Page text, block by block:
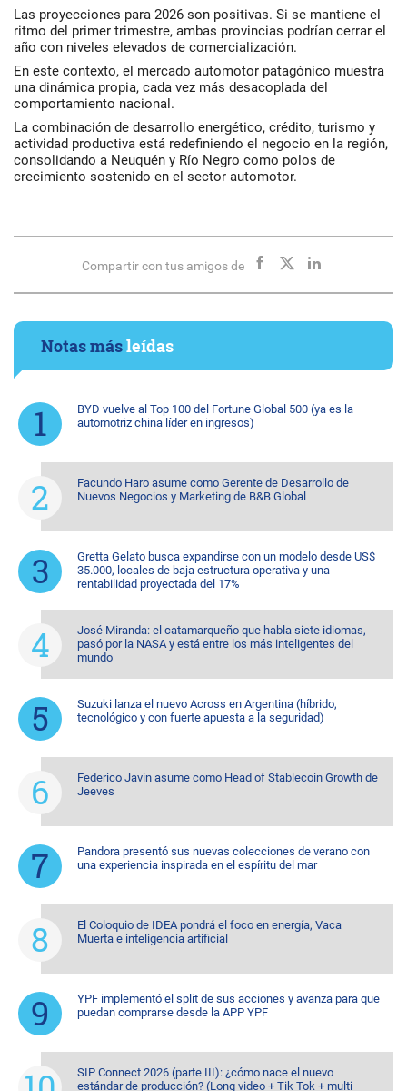
Las proyecciones para 2026 son positivas. Si se mantiene el
ritmo del primer trimestre, ambas provincias podrían cerrar el
año con niveles elevados de comercialización.
En este contexto, el mercado automotor patagónico muestra
una dinámica propia, cada vez más desacoplada del
comportamiento nacional.
La combinación de desarrollo energético, crédito, turismo y
actividad productiva está redefiniendo el negocio en la región,
consolidando a Neuquén y Río Negro como polos de
crecimiento sostenido en el sector automotor.
Compartir con tus amigos de
Notas másleídas
BYD vuelve al Top 100 del Fortune Global 500 (ya es la
automotriz china líder en ingresos)
Facundo Haro asume como Gerente de Desarrollo de
Nuevos Negocios y Marketing de B&B Global
Gretta Gelato busca expandirse con un modelo desde US$
35.000, locales de baja estructura operativa y una
rentabilidad proyectada del 17%
José Miranda: el catamarqueño que habla siete idiomas,
pasó por la NASA y está entre los más inteligentes del
mundo
Suzuki lanza el nuevo Across en Argentina (híbrido,
tecnológico y con fuerte apuesta a la seguridad)
Federico Javin asume como Head of Stablecoin Growth de
Jeeves
Pandora presentó sus nuevas colecciones de verano con
una experiencia inspirada en el espíritu del mar
El Coloquio de IDEA pondrá el foco en energía, Vaca
Muerta e inteligencia artificial
YPF implementó el split de sus acciones y avanza para que
puedan comprarse desde la APP YPF
SIP Connect 2026 (parte III): ¿cómo nace el nuevo
estándar de producción? (Long video + Tik Tok + multi